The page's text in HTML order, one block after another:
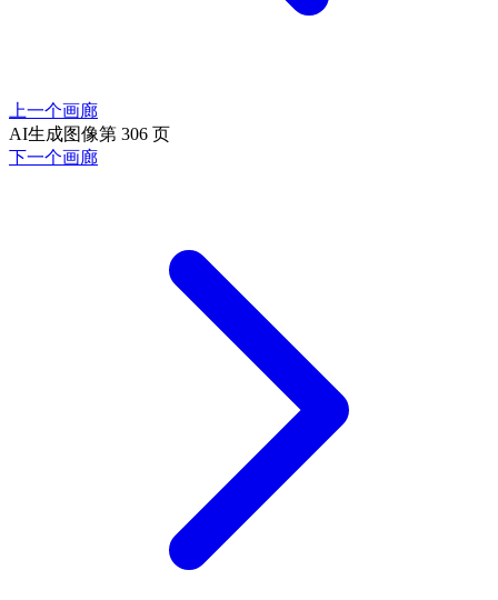
上一个画廊
AI生成图像第 306 页
下一个画廊